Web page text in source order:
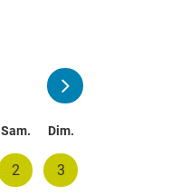
Sam. Dim.
2 3